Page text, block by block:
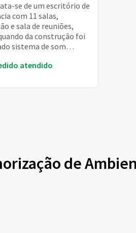
se de um escritório de
com 11 salas,
e sala de reuniões,
da construção foi
sistema de som
reu...atendido
de